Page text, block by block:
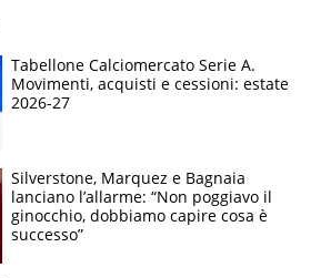
Tabellone Calciomercato Serie A.
Movimenti, acquisti e cessioni: estate
2026-27
Silverstone, Marquez e Bagnaia
lanciano l’allarme: “Non poggiavo il
ginocchio, dobbiamo capire cosa è
successo”